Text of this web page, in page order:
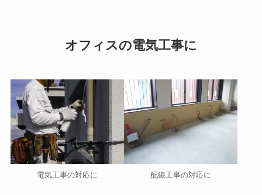
オフィスの電気工事に
電気工事の対応に 配線工事の対応に